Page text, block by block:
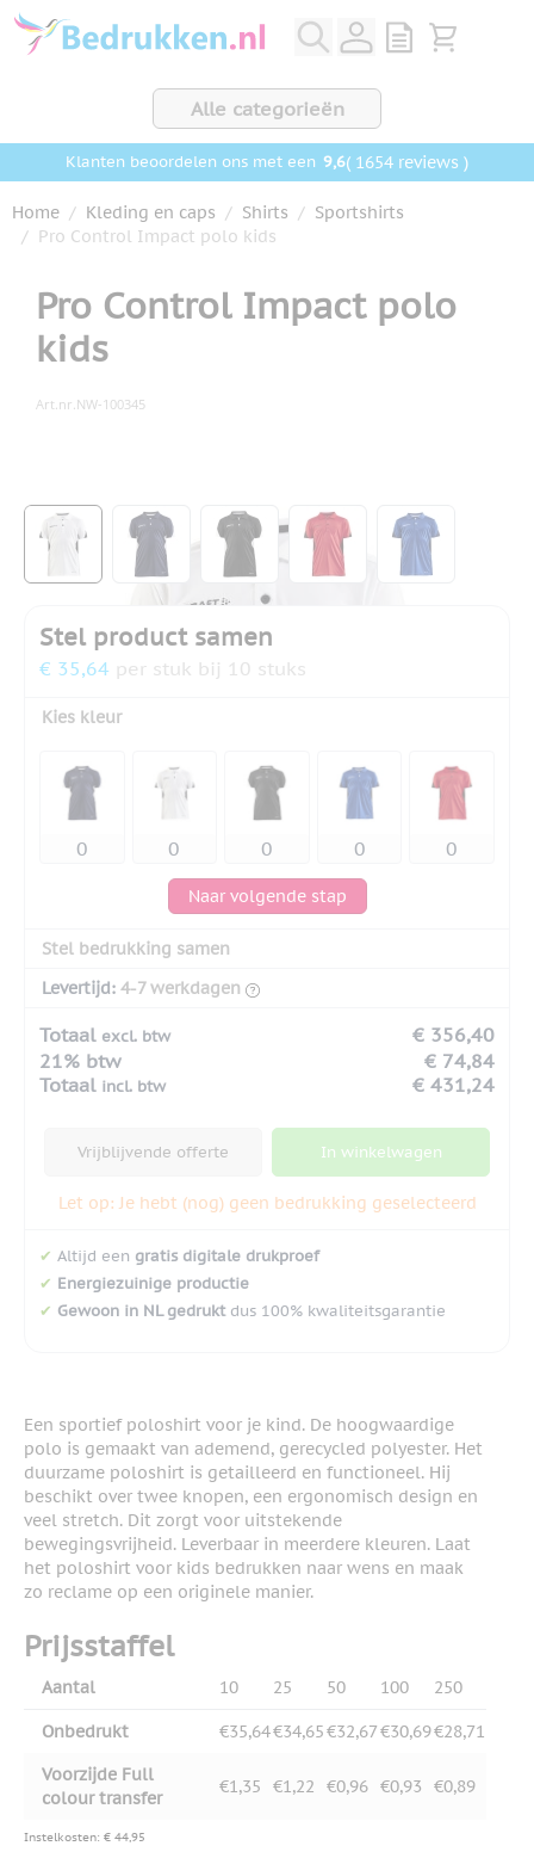
Ga naar de inhoud
View quote,
Bekijk
Alle categorieën
Klanten beoordelen ons met een 9,6( 1654 reviews )
Home / Kleding en caps / Shirts / Sportshirts
/ Pro Control Impact polo kids
Pro Control Impact polo
kids
Art.nr. NW-100345
View larger imageView larger imageView larger image
View larger image
View larger
Stel product samen
€ 35,64 per stuk bij 10 stuks
Kies kleur
Naar volgende stap
Stel bedrukking samen
Levertijd: 4-7 werkdagen
Totaal excl. btw
€ 356,40
21% btw
€ 74,84
Totaal incl. btw € 431,24
Vrijblijvende offerte In winkelwagen
Let op: Je hebt (nog) geen bedrukking geselecteerd
✔ Altijd een gratis digitale drukproef
✔ Energiezuinige productie
✔ Gewoon in NL gedruktdus 100% kwaliteitsgarantie
Een sportief poloshirt voor je kind. De hoogwaardige
polo is gemaakt van ademend, gerecycled polyester. Het
duurzame poloshirt is getailleerd en functioneel. Hij
beschikt over twee knopen, een ergonomisch design en
veel stretch. Dit zorgt voor uitstekende
bewegingsvrijheid. Leverbaar in meerdere kleuren. Laat
het poloshirt voor kids bedrukken naar wens en maak
zo reclame op een originele manier.
Prijsstaffel
Aantal 10 25 50 100 250
Onbedrukt €35,64€34,65€32,67€30,69€28,71
Voorzijde Full
colour transfer
€1,35 €1,22 €0,96 €0,93 €0,89
Instelkosten: € 44,95